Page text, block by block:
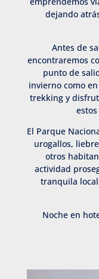
dejando
Antes de
encontraremos
punto de
invierno como
trekking y
El Parque
urogallos,
otros
actividad
tranquila
Noche en